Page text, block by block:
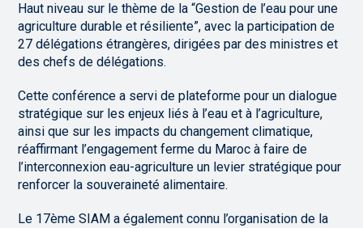
Haut niveau sur le thème de la “Gestion de l’eau pour une
agriculture durable et résiliente”, avec la participation de
27 délégations étrangères, dirigées par des ministres et
des chefs de délégations.
Cette conférence a servi de plateforme pour un dialogue
stratégique sur les enjeux liés à l’eau et à l’agriculture,
ainsi que sur les impacts du changement climatique,
réaffirmant l’engagement ferme du Maroc à faire de
l’interconnexion eau-agriculture un levier stratégique pour
renforcer la souveraineté alimentaire.
Le 17ème SIAM a également connu l’organisation de la